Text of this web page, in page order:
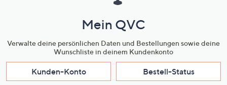
Mein QVC
Verwalte deine persönlichen Daten und Bestellungen sowie deine
Wunschliste in deinem Kundenkonto
Kunden-Konto Bestell-Status